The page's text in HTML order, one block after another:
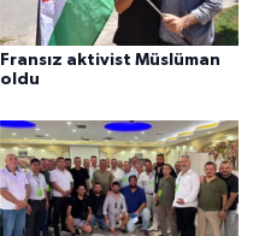
Fransız aktivist Müslüman
oldu